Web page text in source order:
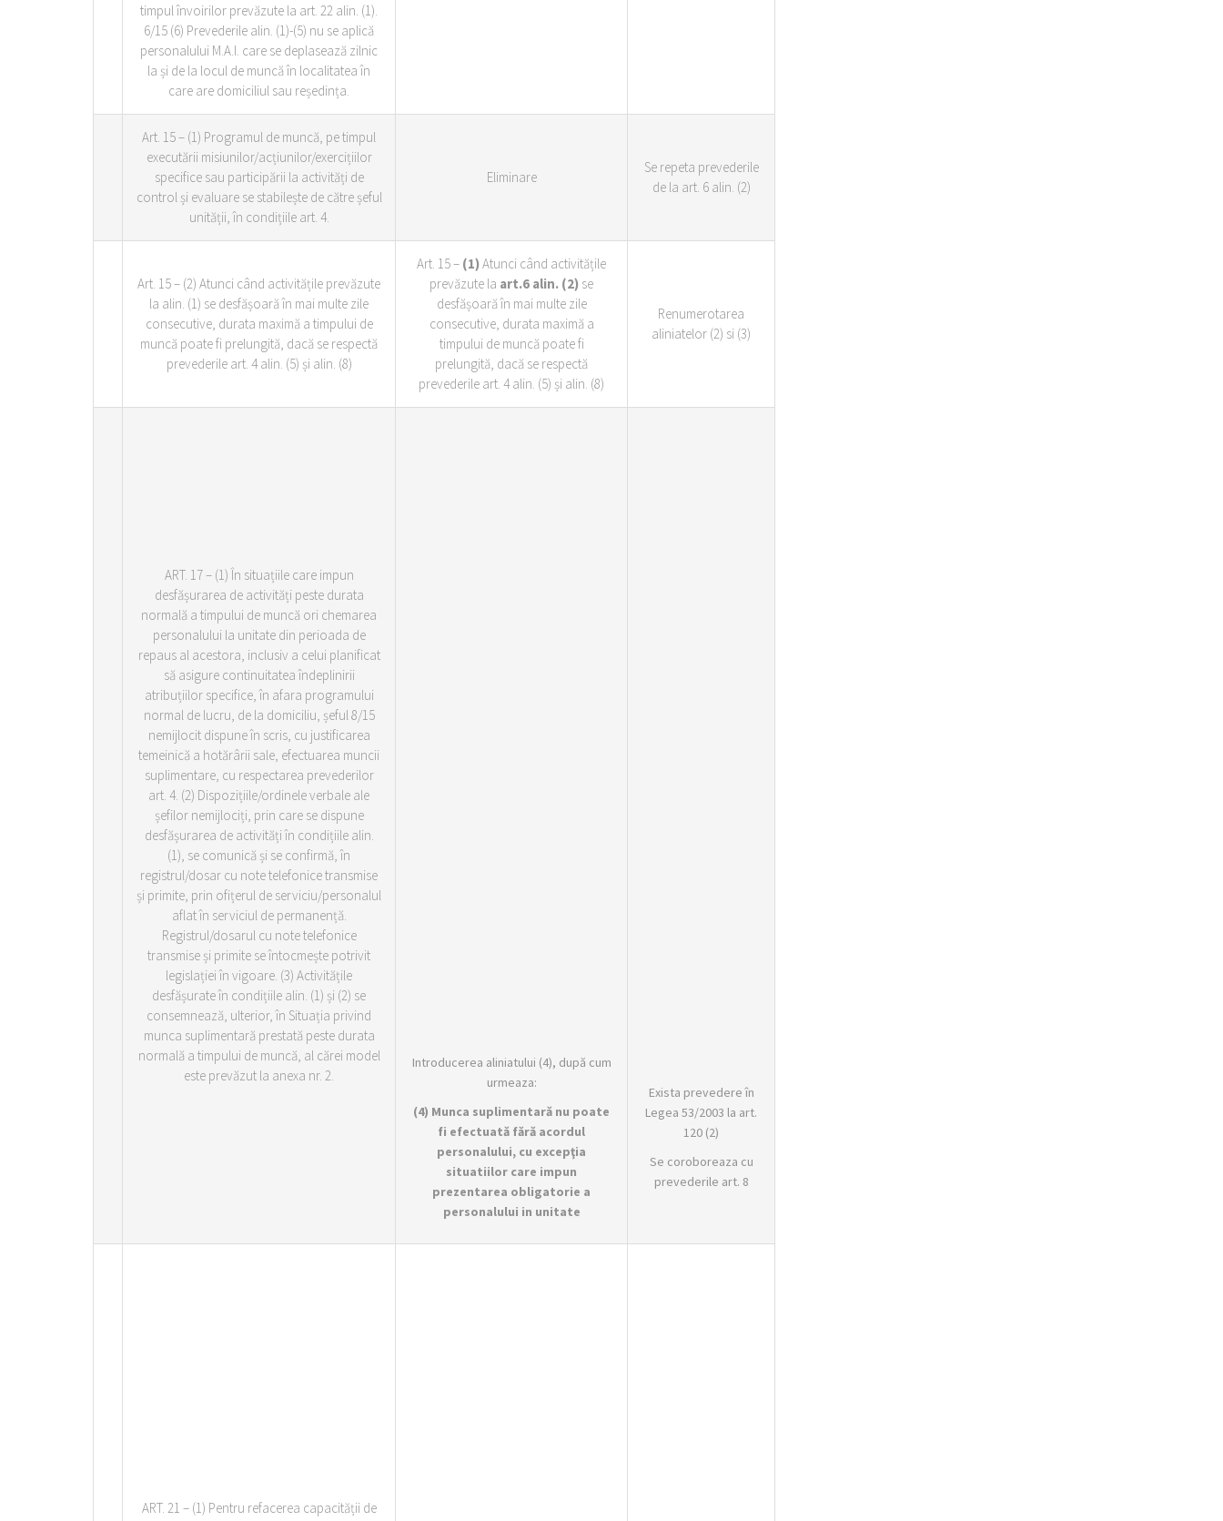
timpul învoirilor prevăzute la art. 22 alin. (1).
6/15 (6) Prevederile alin. (1)-(5) nu se aplică
personalului M.A.I. care se deplasează zilnic
la și de la locul de muncă în localitatea în
care are domiciliul sau reședința.
Art. 15 – (1) Programul de muncă, pe timpul
executării misiunilor/acțiunilor/exercițiilor
specifice sau participării la activități de
control și evaluare se stabilește de către șeful
unității, în condițiile art. 4.
Eliminare
Se repeta prevederile
de la art. 6 alin. (2)
Art. 15 – (2) Atunci când activitățile prevăzute
la alin. (1) se desfășoară în mai multe zile
consecutive, durata maximă a timpului de
muncă poate fi prelungită, dacă se respectă
prevederile art. 4 alin. (5) și alin. (8)
Art. 15 – (1)Atunci când activitățile
prevăzute la art.6 alin. (2) se
desfășoară în mai multe zile
consecutive, durata maximă a
timpului de muncă poate fi
prelungită, dacă se respectă
prevederile art. 4 alin. (5) și alin. (8)
Renumerotarea
aliniatelor (2) si (3)
ART. 17 – (1) În situațiile care impun
desfășurarea de activități peste durata
normală a timpului de muncă ori chemarea
personalului la unitate din perioada de
repaus al acestora, inclusiv a celui planificat
să asigure continuitatea îndeplinirii
atribuțiilor specifice, în afara programului
normal de lucru, de la domiciliu, șeful 8/15
nemijlocit dispune în scris, cu justificarea
temeinică a hotărârii sale, efectuarea muncii
suplimentare, cu respectarea prevederilor
art. 4. (2) Dispozițiile/ordinele verbale ale
șefilor nemijlociți, prin care se dispune
desfășurarea de activități în condițiile alin.
(1), se comunică și se confirmă, în
registrul/dosar cu note telefonice transmise
și primite, prin ofițerul de serviciu/personalul
aflat în serviciul de permanență.
Registrul/dosarul cu note telefonice
transmise și primite se întocmește potrivit
legislației în vigoare. (3) Activitățile
desfășurate în condițiile alin. (1) și (2) se
consemnează, ulterior, în Situația privind
munca suplimentară prestată peste durata
normală a timpului de muncă, al cărei model
este prevăzut la anexa nr. 2.
Introducerea aliniatului (4), după cum
urmeaza:
(4) Munca suplimentară nu poate
fi efectuată fără acordul
personalului, cu excepţia
situatiilor care impun
prezentarea obligatorie a
personalului in unitate
Exista prevedere în
Legea 53/2003 la art.
120 (2)
Se coroboreaza cu
prevederile art. 8
ART. 21 – (1) Pentru refacerea capacității de